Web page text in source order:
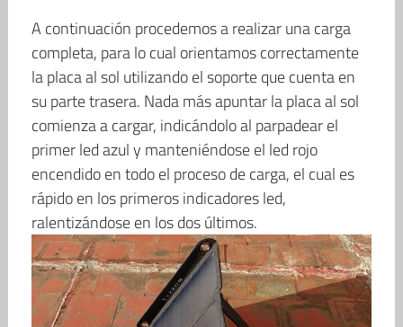
A continuación procedemos a realizar una carga
completa, para lo cual orientamos correctamente
la placa al sol utilizando el soporte que cuenta en
su parte trasera. Nada más apuntar la placa al sol
comienza a cargar, indicándolo al parpadear el
primer led azul y manteniéndose el led rojo
encendido en todo el proceso de carga, el cual es
rápido en los primeros indicadores led,
ralentizándose en los dos últimos.